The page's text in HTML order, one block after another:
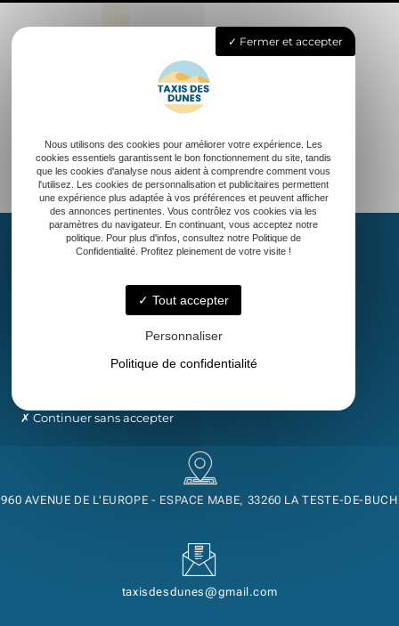
Accueil
Taxi
Transport de malade assis
Découvrez notre région
960 AVENUE DE L'EUROPE - ESPACE MABE, 33260 LA TESTE-DE-BUCH
taxisdesdunes@gmail.com
Fermer et accepter
Nous utilisons des cookies pour améliorer votre expérience. Les
cookies essentiels garantissent le bon fonctionnement du site, tandis
que les cookies d'analyse nous aident à comprendre comment vous
l'utilisez. Les cookies de personnalisation et publicitaires permettent
une expérience plus adaptée à vos préférences et peuvent afficher
des annonces pertinentes. Vous contrôlez vos cookies via les
paramètres du navigateur. En continuant, vous acceptez notre
politique. Pour plus d'infos, consultez notre Politique de
Confidentialité. Profitez pleinement de votre visite !
Tout accepter
Personnaliser
Politique de confidentialité
Continuer sans accepter